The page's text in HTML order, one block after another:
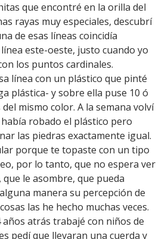
que encontré en la orilla del
rayas muy especiales, descubrí
de esas líneas coincidía
este-oeste, justo cuando yo
los puntos cardinales.
línea con un plástico que pinté
plástica- y sobre ella puse 10 ó
mismo color. A la semana volví
robado el plástico pero
las piedras exactamente igual.
porque te topaste con un tipo
por lo tanto, que no espera ver
le asombre, que pueda
manera su percepción de
las he hecho muchas veces.
años atrás trabajé con niños de
pedí que llevaran una cuerda y